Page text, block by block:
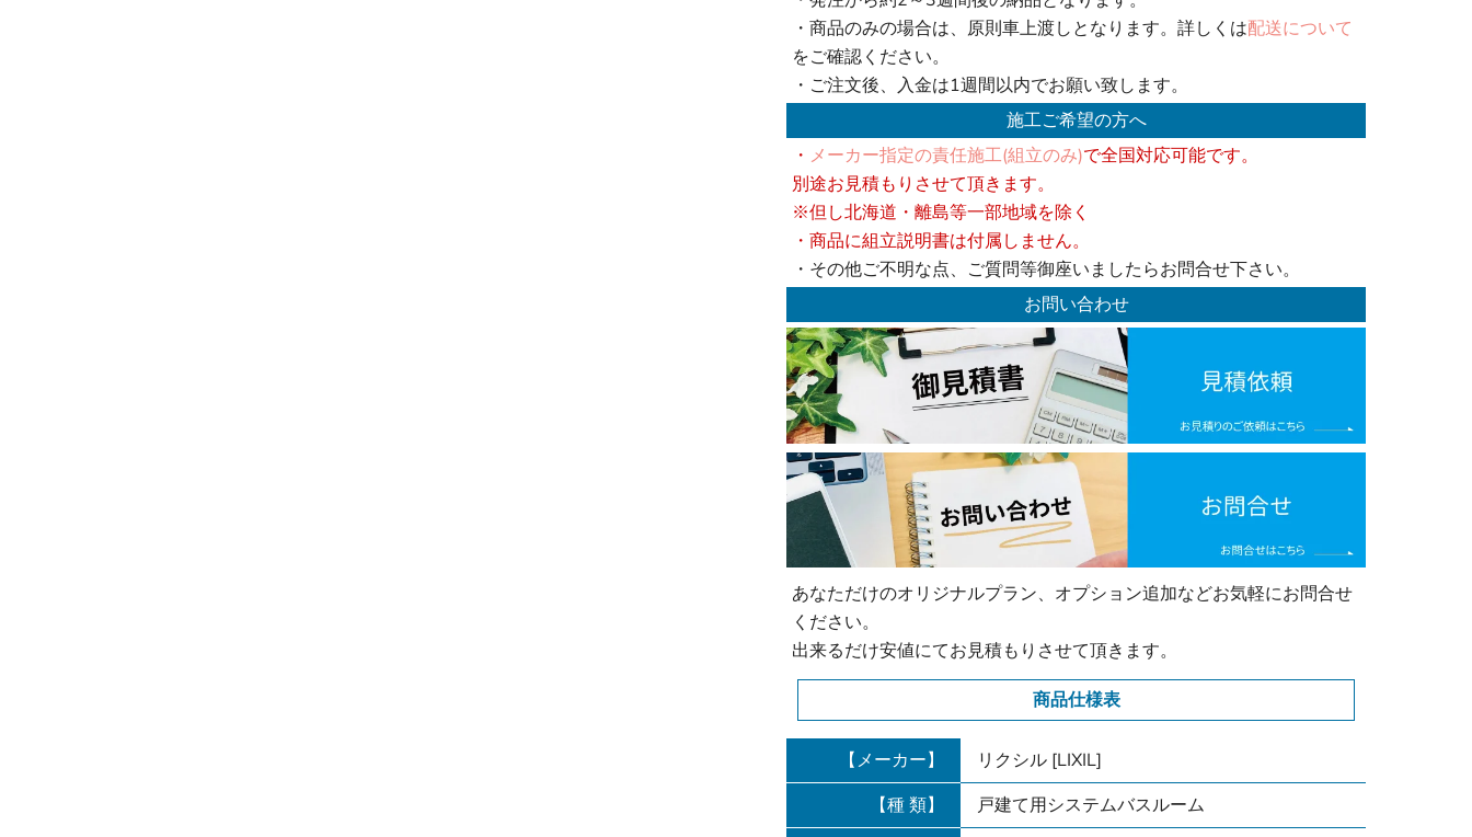
・商品のみの場合は、原則車上渡しとなります。詳しくは配送について
をご確認ください。
・ご注文後、入金は1週間以内でお願い致します。
施工ご希望の方へ
・ メーカー指定の責任施工(組立のみ)で全国対応可能です。
別途お見積もりさせて頂きます。
※但し北海道・離島等一部地域を除く
・商品に組立説明書は付属しません。
・その他ご不明な点、ご質問等御座いましたらお問合せ下さい。
お問い合わせ
あなただけのオリジナルプラン、オプション追加などお気軽にお問合せ
ください。
出来るだけ安値にてお見積もりさせて頂きます。
商品仕様表
【メーカー】
リクシル [LIXIL]
【種 類】
戸建て用システムバスルーム